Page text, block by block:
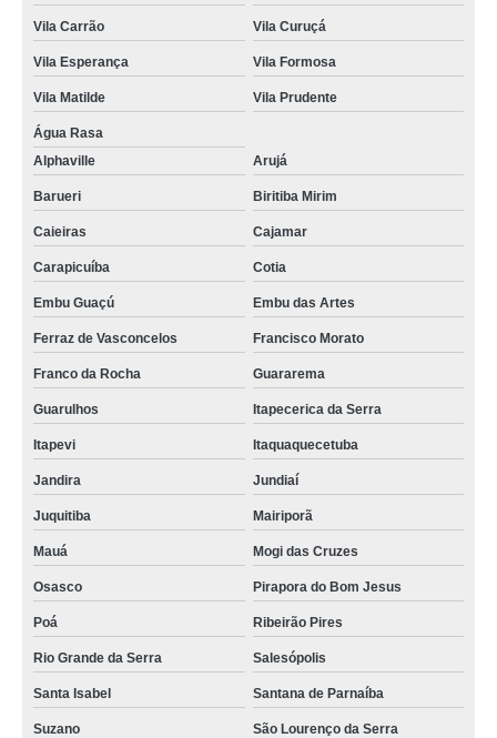
Vila Carrão Vila Curuçá
Vila Esperança Vila Formosa
Vila Matilde Vila Prudente
Água Rasa
Alphaville
Arujá
Barueri Biritiba Mirim
Caieiras Cajamar
Carapicuíba Cotia
Embu Guaçú Embu das Artes
Ferraz de Vasconcelos Francisco Morato
Franco da Rocha Guararema
Guarulhos Itapecerica da Serra
Itapevi Itaquaquecetuba
Jandira Jundiaí
Juquitiba Mairiporã
Mauá Mogi das Cruzes
Osasco Pirapora do Bom Jesus
Poá Ribeirão Pires
Rio Grande da Serra Salesópolis
Santa Isabel Santana de Parnaíba
Suzano São Lourenço da Serra